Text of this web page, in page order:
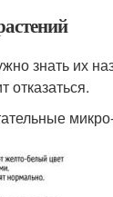
знать их
отказаться.